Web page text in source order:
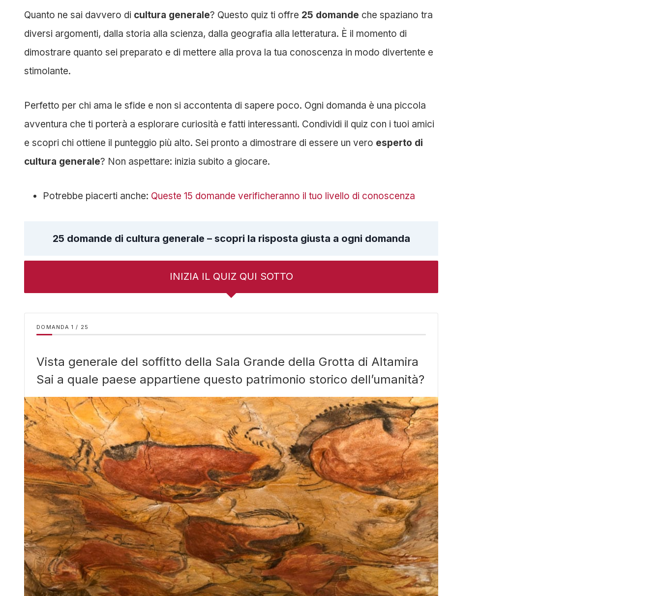
Quanto ne sai davvero di cultura generale? Questo quiz ti offre 25 domande che spaziano tra
diversi argomenti, dalla storia alla scienza, dalla geografia alla letteratura. È il momento di
dimostrare quanto sei preparato e di mettere alla prova la tua conoscenza in modo divertente e
stimolante.
Perfetto per chi ama le sfide e non si accontenta di sapere poco. Ogni domanda è una piccola
avventura che ti porterà a esplorare curiosità e fatti interessanti. Condividi il quiz con i tuoi amici
e scopri chi ottiene il punteggio più alto. Sei pronto a dimostrare di essere un vero esperto di
cultura generale? Non aspettare: inizia subito a giocare.
Potrebbe piacerti anche: Queste 15 domande verificheranno il tuo livello di conoscenza
25 domande di cultura generale – scopri la risposta giusta a ogni domanda
INIZIA IL QUIZ QUI SOTTO
DOMANDA / 25
Vista generale del soffitto della Sala Grande della Grotta di Altamira
Sai a quale paese appartiene questo patrimonio storico dell’umanità?